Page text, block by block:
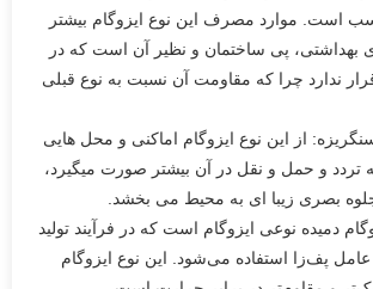
است. موارد مصرف این نوع ایزوگام بیشتر
پی ساختمان و نظیر آن است که در
ندارد چرا که مقاومت آن نسبت به نوع قبلی
از این نوع ایزوگام اماکنی و محل هایی
تردد و حمل و نقل در آن بیشتر صورت میگیرد،
بصری زیبا ای به محیط می بخشد.
دمیده نوعی ایزوگام است که در فرآیند تولید
عامل پف‌زا استفاده می‌شود. این نوع ایزوگام